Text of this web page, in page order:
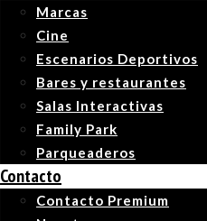
Marcas
Cine
Escenarios Deportivos
Bares y restaurantes
Salas Interactivas
Family Park
Parqueaderos
Contacto
Contacto Premium